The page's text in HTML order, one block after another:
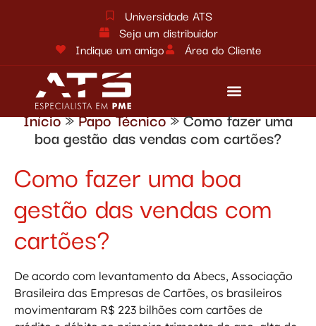
Universidade ATS
Seja um distribuidor
Indique um amigo
Área do Cliente
Início»Papo Técnico»Como fazer uma
boa gestão das vendas com cartões?
Como fazer uma boa
gestão das vendas com
cartões?
De acordo com levantamento da Abecs, Associação
Brasileira das Empresas de Cartões, os brasileiros
movimentaram R$ 223 bilhões com cartões de